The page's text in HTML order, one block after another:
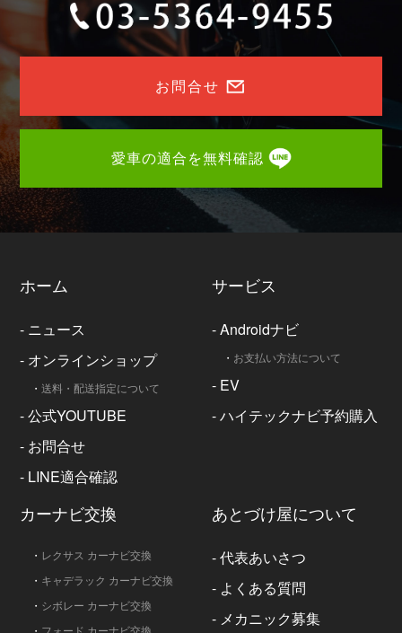
お問合せ
愛車の適合を無料確認
ホーム
- ニュース
- オンラインショップ
・送料・配送指定について
-公式YOUTUBE
- お問合せ
- LINE適合確認
サービス
-Androidナビ
・ お支払い方法について
- EV
-ハイテックナビ予約購入
カーナビ交換
・ レクサス カーナビ交換
・ キャデラック カーナビ交換
・ シボレー カーナビ交換
あとづけ屋について
-代表あいさつ
- よくある質問
- メカニック募集